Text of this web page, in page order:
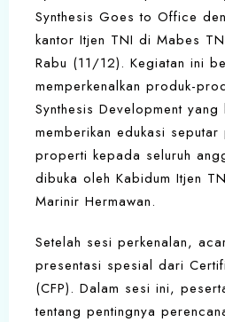
Synthesis Goes to Office
kantor Itjen TNI di Mabes
Rabu (11/12). Kegiatan ini
memperkenalkan produk-
Synthesis Development
memberikan edukasi
properti kepada seluruh
dibuka oleh Kabidum Itjen
Marinir Hermawan.
Setelah sesi perkenalan,
presentasi spesial dari
(CFP). Dalam sesi ini,
tentang pentingnya